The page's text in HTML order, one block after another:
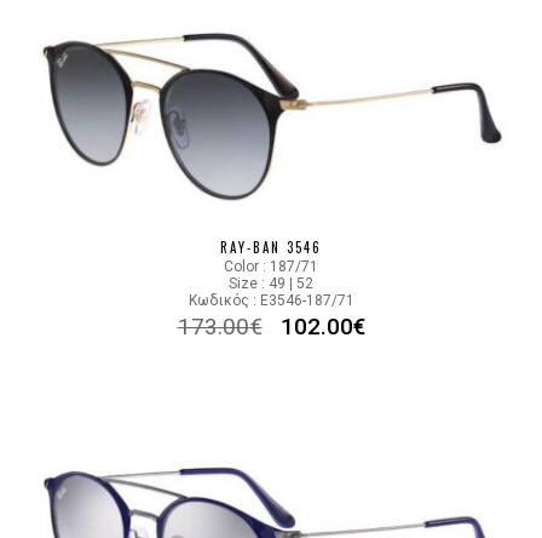
RAY-BAN 3546
Color : 187/71
Size : 49 | 52
Κωδικός : E3546-187/71
173.00€ 102.00€